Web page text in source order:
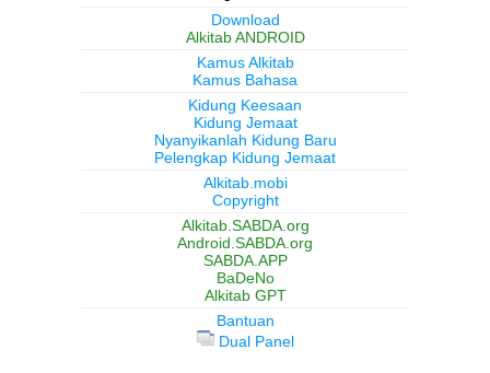
Download
Alkitab ANDROID
Kamus Alkitab
Kamus Bahasa
Kidung Keesaan
Kidung Jemaat
Nyanyikanlah Kidung Baru
Pelengkap Kidung Jemaat
Alkitab.mobi
Copyright
Alkitab.SABDA.org
Android.SABDA.org
SABDA.APP
BaDeNo
Alkitab GPT
Bantuan
Dual Panel